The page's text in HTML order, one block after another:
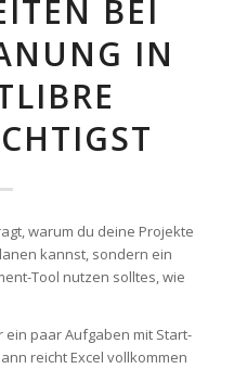
BEI
IN
warum du deine Projekte
kannst, sondern ein
Tool nutzen solltes, wie
paar Aufgaben mit Start-
reicht Excel vollkommen